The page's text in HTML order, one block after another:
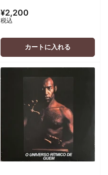
通
常
価
¥2,200
税込
カートに入れる